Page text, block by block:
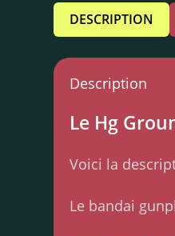
DESCRIPTION
Description
Le Hg
Voici la
Le bandai